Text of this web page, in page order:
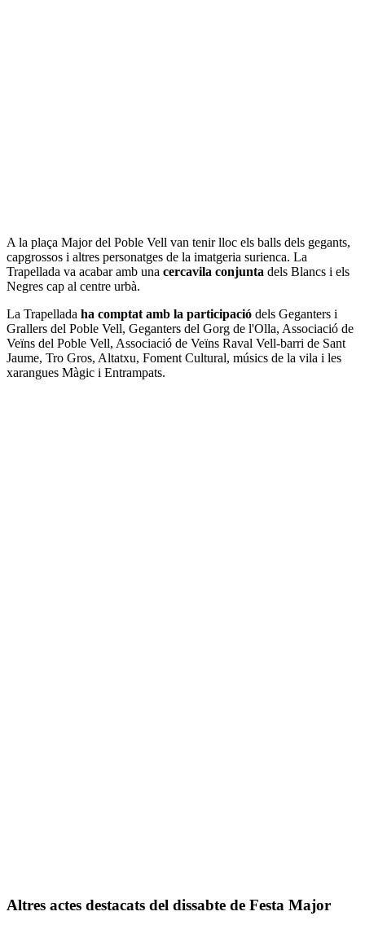
A la plaça Major del Poble Vell van tenir lloc els balls dels gegants,
capgrossos i altres personatges de la imatgeria surienca. La
Trapellada va acabar amb una cercavila conjunta dels Blancs i els
Negres cap al centre urbà.
La Trapellada ha comptat amb la participació dels Geganters i
Grallers del Poble Vell, Geganters del Gorg de l'Olla, Associació de
Veïns del Poble Vell, Associació de Veïns Raval Vell-barri de Sant
Jaume, Tro Gros, Altatxu, Foment Cultural, músics de la vila i les
xarangues Màgic i Entrampats.
Altres actes destacats del dissabte de Festa Major